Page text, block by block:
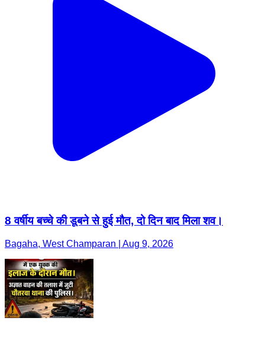
8 वर्षीय बच्चे की डूबने से हुई मौत, दो दिन बाद मिला शव।
Bagaha, West Champaran | Aug 9, 2026